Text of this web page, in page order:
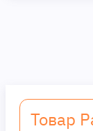
Товар